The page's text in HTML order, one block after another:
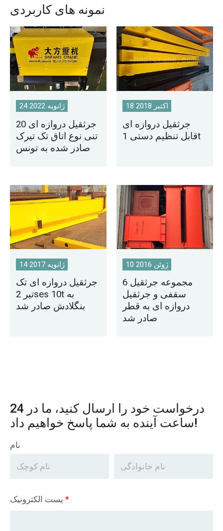
نمونه های کاربردی
24 ژانویه 2022
جرثقیل دروازه ای 20
تنی نوع اتاق تک تیرک
صادر شده به تونس
18 اکتبر 2018
جرثقیل دروازه ای
قابل تنظیم دستی 1t
14 ژانویه 2017
جرثقیل دروازه ای تک
تیر 2ses 10t به
بنگلادش صادر شد
10 ژوئن 2016
6 مجموعه جرثقیل
سقفی و جرثقیل
دروازه ای به قطر
صادر شد
درخواست خود را ارسال کنید، ما در 24
ساعت آینده به شما پاسخ خواهیم داد!
نام
*